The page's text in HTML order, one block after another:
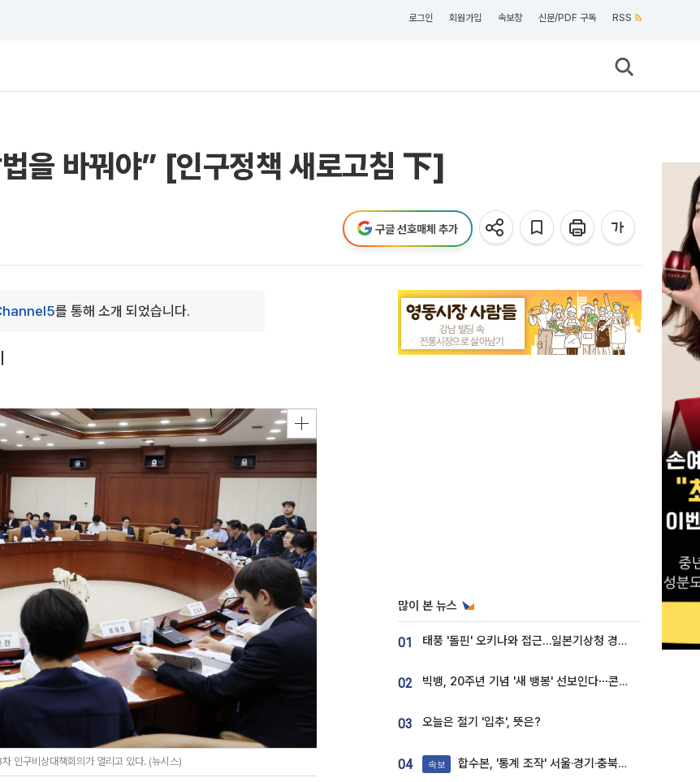
로그인 회원가입 속보창 신문/PDF 구독 RSS
법을 바꿔야” [인구정책 새로고침 下]
구글 선호매체 추가
를 통해 소개 되었습니다.
인구비상대책회의가 열리고 있다. (뉴시스)
많이 본 뉴스
01 태풍 '돌핀' 오키나와 접근…일본기상청 경로 업데이트
02 빅뱅, 20주년 기념 '새 뱅봉' 선보인다⋯콘서트 앞두고 팝업 개최
03 오늘은 절기 '입추', 뜻은?
04 속보 합수본, '통계 조작' 서울·경기·충북 선관위 등 추가 압수수색